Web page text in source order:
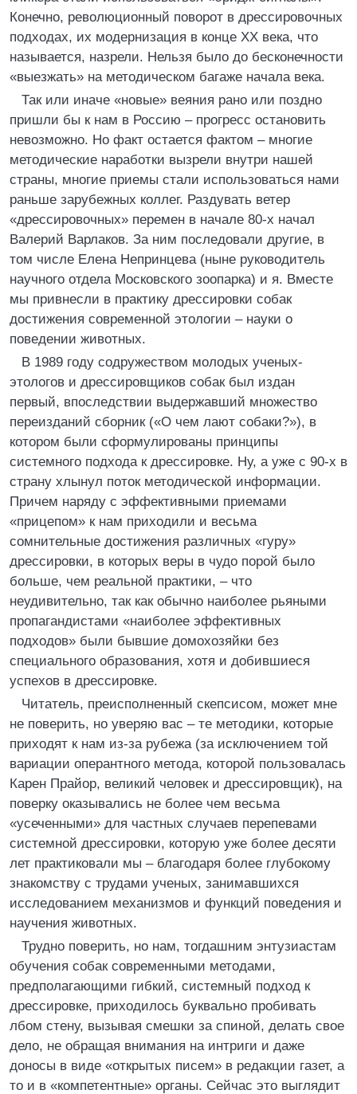
Конечно, революционный поворот в дрессировочных
подходах, их модернизация в конце XX века, что
называется, назрели. Нельзя было до бесконечности
«выезжать» на методическом багаже начала века.
Так или иначе «новые» веяния рано или поздно
пришли бы к нам в Россию – прогресс остановить
невозможно. Но факт остается фактом – многие
методические наработки вызрели внутри нашей
страны, многие приемы стали использоваться нами
раньше зарубежных коллег. Раздувать ветер
«дрессировочных» перемен в начале 80-х начал
Валерий Варлаков. За ним последовали другие, в
том числе Елена Непринцева (ныне руководитель
научного отдела Московского зоопарка) и я. Вместе
мы привнесли в практику дрессировки собак
достижения современной этологии – науки о
поведении животных.
В 1989 году содружеством молодых ученых-
этологов и дрессировщиков собак был издан
первый, впоследствии выдержавший множество
переизданий сборник («О чем лают собаки?»), в
котором были сформулированы принципы
системного подхода к дрессировке. Ну, а уже с 90-х в
страну хлынул поток методической информации.
Причем наряду с эффективными приемами
«прицепом» к нам приходили и весьма
сомнительные достижения различных «гуру»
дрессировки, в которых веры в чудо порой было
больше, чем реальной практики, – что
неудивительно, так как обычно наиболее рьяными
пропагандистами «наиболее эффективных
подходов» были бывшие домохозяйки без
специального образования, хотя и добившиеся
успехов в дрессировке.
Читатель, преисполненный скепсисом, может мне
не поверить, но уверяю вас – те методики, которые
приходят к нам из-за рубежа (за исключением той
вариации оперантного метода, которой пользовалась
Карен Прайор, великий человек и дрессировщик), на
поверку оказывались не более чем весьма
«усеченными» для частных случаев перепевами
системной дрессировки, которую уже более десяти
лет практиковали мы – благодаря более глубокому
знакомству с трудами ученых, занимавшихся
исследованием механизмов и функций поведения и
научения животных.
Трудно поверить, но нам, тогдашним энтузиастам
обучения собак современными методами,
предполагающими гибкий, системный подход к
дрессировке, приходилось буквально пробивать
лбом стену, вызывая смешки за спиной, делать свое
дело, не обращая внимания на интриги и даже
доносы в виде «открытых писем» в редакции газет, а
то и в «компетентные» органы. Сейчас это выглядит